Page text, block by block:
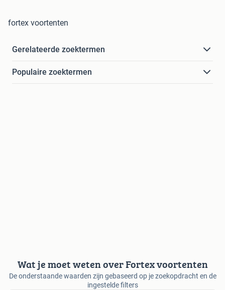
fortex voortenten
Gerelateerde zoektermen
Populaire zoektermen
Wat je moet weten over Fortex voortenten
De onderstaande waarden zijn gebaseerd op je zoekopdracht en de
ingestelde filters